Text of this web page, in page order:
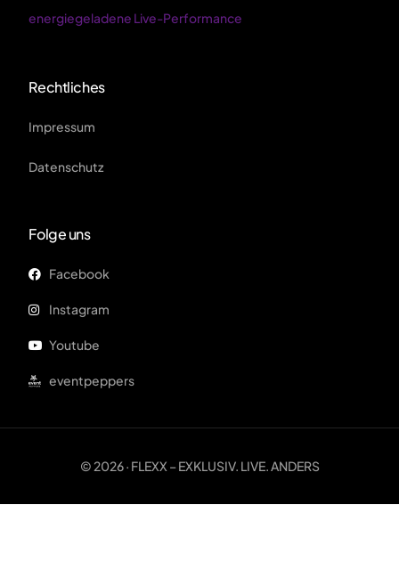
energiegeladene Live-Performance
Rechtliches
Impressum
Datenschutz
Folge uns
Facebook
Instagram
Youtube
eventpeppers
© 2026 · FLEXX – EXKLUSIV. LIVE. ANDERS